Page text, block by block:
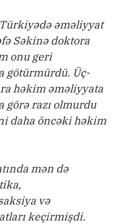
əməliyyat
Səkinə doktora
onu geri
götürmürdü. Üç-
həkim əməliyyata
görə razı olmurdu
daha öncəki həkim
mən də
və
keçirmişdi.